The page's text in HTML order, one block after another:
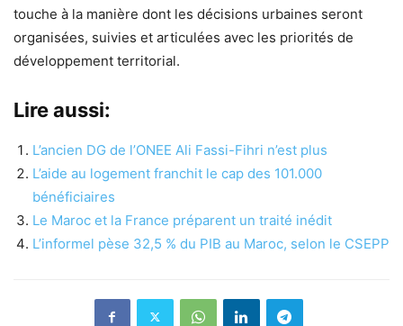
touche à la manière dont les décisions urbaines seront
organisées, suivies et articulées avec les priorités de
développement territorial.
Lire aussi:
L’ancien DG de l’ONEE Ali Fassi-Fihri n’est plus
L’aide au logement franchit le cap des 101.000
bénéficiaires
Le Maroc et la France préparent un traité inédit
L’informel pèse 32,5 % du PIB au Maroc, selon le CSEPP